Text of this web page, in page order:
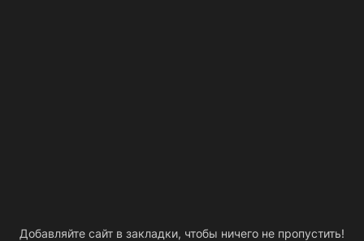
Добавляйте сайт в закладки, чтобы ничего не пропустить!